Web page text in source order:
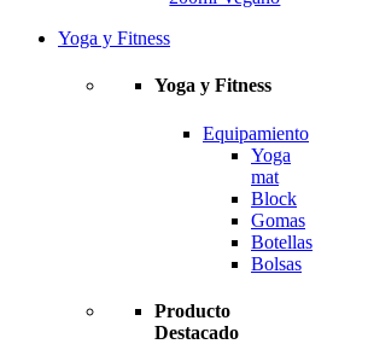
Yoga y Fitness
Yoga y Fitness
Equipamiento
Yoga
mat
Block
Gomas
Botellas
Bolsas
Producto
Destacado